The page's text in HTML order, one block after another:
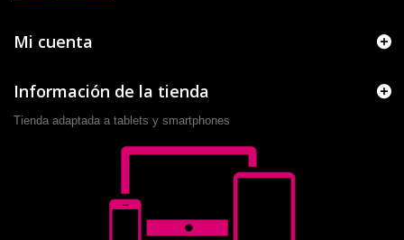
Mi cuenta
Información de la tienda
Tienda adaptada a tablets y smartphones